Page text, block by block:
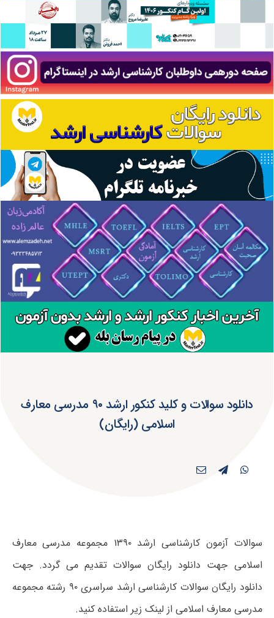
دانلود سوالات و کلید کنکور ارشد ۹۰ مدرسی معارف
اسلامی (رایگان)
سوالات آزمون کارشناسی ارشد ۱۳۹۰ مجموعه مدرسی معارف
اسلامی جهت دانلود رایگان سوالات تقدیم می گردد. جهت
دانلود رایگان سوالات کارشناسی ارشد سراسری ۹۰ رشته مجموعه
مدرسی معارف اسلامی از لینک زیر استفاده کنید.